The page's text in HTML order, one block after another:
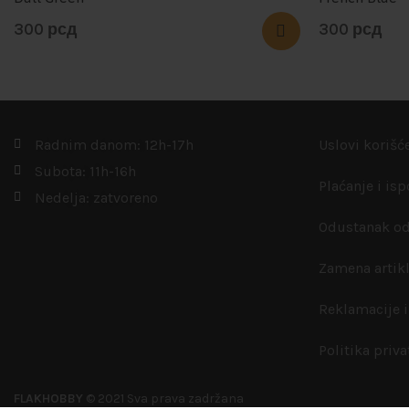
300 рсд 300 рсд
Radnim danom: 12h-17h
Subota: 11h-16h
Nedelja: zatvoreno
Uslovi
Plaćanje i
Odustanak
Zamena
Reklamacije
Politika
FLAKHOBBY © 2021 Sva prava zadržana